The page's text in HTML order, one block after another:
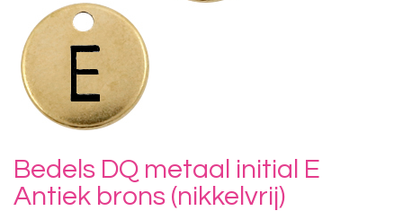
Bedels DQ metaal initial E
Antiek brons (nikkelvrij)